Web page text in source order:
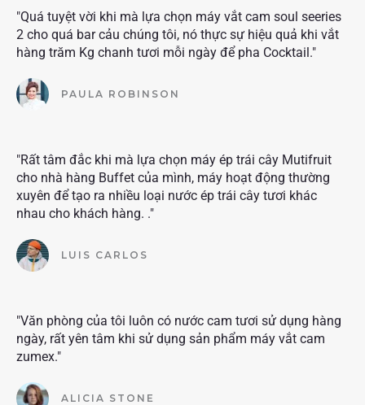
"Quá tuyệt vời khi mà lựa chọn máy vắt cam soul seeries
2 cho quá bar cảu chúng tôi, nó thực sự hiệu quả khi vắt
hàng trăm Kg chanh tươi mỗi ngày để pha Cocktail."
PAULA ROBINSON
"Rất tâm đắc khi mà lựa chọn máy ép trái cây Mutifruit
cho nhà hàng Buffet của mình, máy hoạt động thường
xuyên để tạo ra nhiều loại nước ép trái cây tươi khác
nhau cho khách hàng. ."
LUIS CARLOS
"Văn phòng của tôi luôn có nước cam tươi sử dụng hàng
ngày, rất yên tâm khi sử dụng sản phẩm máy vắt cam
zumex."
ALICIA STONE